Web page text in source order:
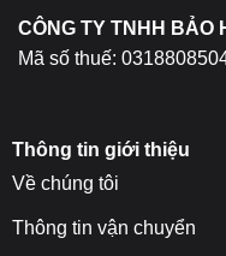
phẩm
CÔNG TY TNHH BẢO
Mã số thuế:
Thông tin giới thiệu
Về chúng tôi
Thông tin vận chuyển